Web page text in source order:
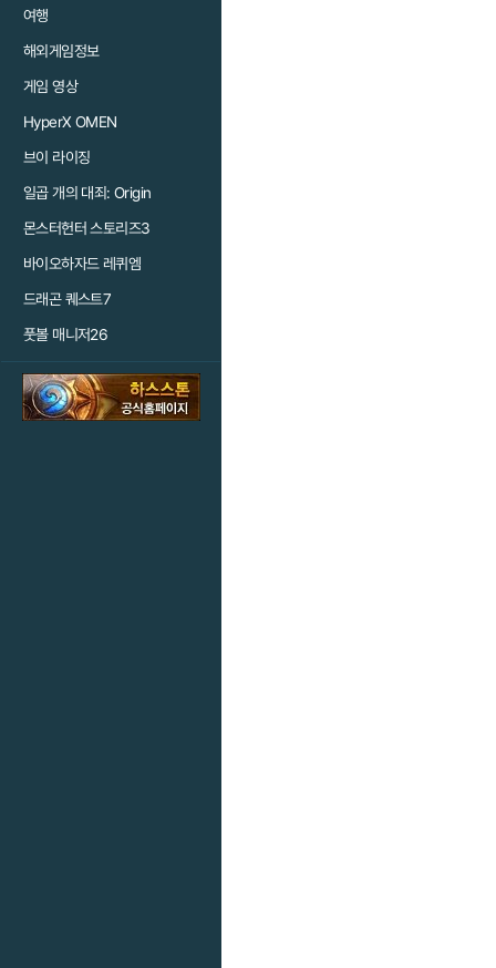
여행
해외게임정보
게임 영상
HyperX OMEN
브이 라이징
일곱 개의 대죄: Origin
몬스터헌터 스토리즈3
바이오하자드 레퀴엠
드래곤 퀘스트7
풋볼 매니저26